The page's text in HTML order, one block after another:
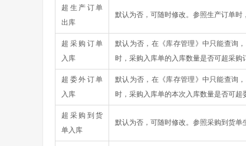
超生产订单
出库
默认为否，可随时修改。参照生产订单
超采购订单
入库
默认为否，在《库存管理》中只能查询
时，采购入库单的入库数量是否可超采购
超委外订单
入库
默认为否，在《库存管理》中只能查询
时，采购入库单的本次入库数量是否可超
超采购到货
单入库
默认为否，可随时修改。参照采购到货单